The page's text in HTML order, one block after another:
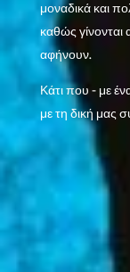
μοναδικά και
καθώς
αφήνουν.
Κάτι που - με
με τη δική μας